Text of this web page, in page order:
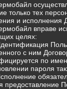
только тех
и исполнения
вправе
целях:
с ним
по
пароля
предоставление